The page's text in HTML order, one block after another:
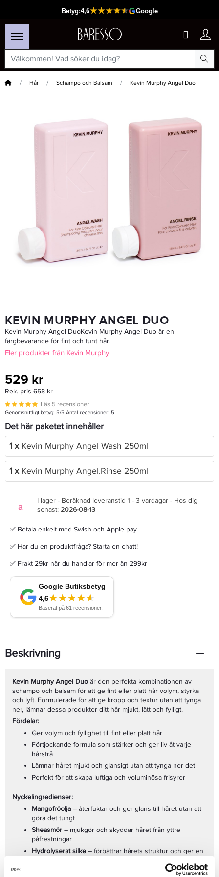
Hem Hår Schampo och Balsam Kevin Murphy Angel Duo
Rek. pris 690 kr 585 kr
KEVIN MURPHY ANGEL DUO
Kevin Murphy Angel DuoKevin Murphy Angel Duo är en
färgbevarande för fint och tunt hår.
Fler produkter från Kevin Murphy
529 kr
Rek. pris 658 kr
Läs 5 recensioner
Genomsnittligt betyg: 5/5 Antal recensioner: 5
Det här paketet innehåller
1 x Kevin Murphy Angel Wash 250ml
1 x Kevin Murphy Angel.Rinse 250ml
I lager - Beräknad leveranstid 1 - 3 vardagar - Hos dig
senast: 2026-08-13
✅ Betala enkelt med Swish och Apple pay
✅ Har du en produktfråga? Starta en chatt!
✅ Frakt 29kr när du handlar för mer än 299kr
Beskrivning
Kevin Murphy Angel Duo är den perfekta kombinationen av
schampo och balsam för att ge fint eller platt hår volym, styrka
och lyft. Formulerade för att ge kropp och textur utan att tynga
ner, lämnar dessa produkter ditt hår mjukt, lätt och fylligt.
Fördelar:
Ger volym och fyllighet till fint eller platt hår
Förtjockande formula som stärker och ger liv åt varje
hårstrå
Lämnar håret mjukt och glansigt utan att tynga ner det
Perfekt för att skapa luftiga och voluminösa frisyrer
Nyckelingredienser:
Mangofröolja – återfuktar och ger glans till håret utan att
göra det tungt
Sheasmör – mjukgör och skyddar håret från yttre
påfrestningar
Hydrolyserat silke – förbättrar hårets struktur och ger en